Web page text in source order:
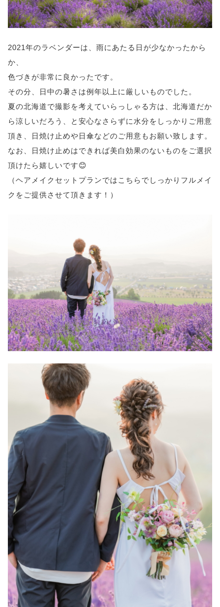
2021年のラベンダーは、雨にあたる日が少なかったから
か、
色づきが非常に良かったです。
その分、日中の暑さは例年以上に厳しいものでした。
夏の北海道で撮影を考えていらっしゃる方は、北海道だか
ら涼しいだろう、と安心なさらずに水分をしっかりご用意
頂き、日焼け止めや日傘などのご用意もお願い致します。
なお、日焼け止めはできれば美白効果のないものをご選択
頂けたら嬉しいです😊
（ヘアメイクセットプランではこちらでしっかりフルメイ
クをご提供させて頂きます！）